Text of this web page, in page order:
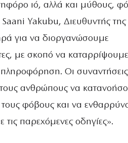
ιό, αλλά και μύθους,
Yakubu, Διευθυντής της
για να διοργανώσουμε
με σκοπό να καταρρίψουμε
Οι
ανθρώπους να
φόβους και να
παρεχόμενες οδηγίες».